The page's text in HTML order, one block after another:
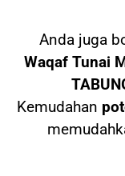
Anda juga
Waqaf Tunai
Kemudahan